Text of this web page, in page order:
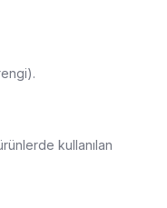
kullanılan